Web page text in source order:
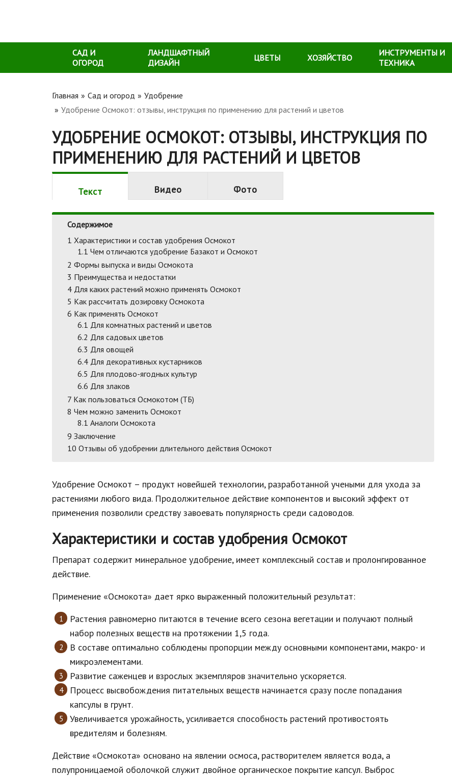
САД И
ОГОРОД
ЛАНДШАФТНЫЙ
ДИЗАЙН
ЦВЕТЫ ХОЗЯЙСТВО
ИНСТРУМЕНТЫ И
ТЕХНИКА
Главная Сад и огород
Удобрение
Удобрение Осмокот: отзывы, инструкция по применению для растений и цветов
УДОБРЕНИЕ ОСМОКОТ: ОТЗЫВЫ, ИНСТРУКЦИЯ ПО
ПРИМЕНЕНИЮ ДЛЯ РАСТЕНИЙ И ЦВЕТОВ
Текст Видео Фото
Содержимое
1 Характеристики и состав удобрения Осмокот
1.1 Чем отличаются удобрение Базакот и Осмокот
2 Формы выпуска и виды Осмокота
3 Преимущества и недостатки
4 Для каких растений можно применять Осмокот
5 Как рассчитать дозировку Осмокота
6 Как применять Осмокот
6.1 Для комнатных растений и цветов
6.2 Для садовых цветов
6.3 Для овощей
6.4 Для декоративных кустарников
6.5 Для плодово-ягодных культур
6.6 Для злаков
7 Как пользоваться Осмокотом (ТБ)
8 Чем можно заменить Осмокот
8.1 Аналоги Осмокота
9 Заключение
10 Отзывы об удобрении длительного действия Осмокот
Удобрение Осмокот – продукт новейшей технологии, разработанной учеными для ухода за
растениями любого вида. Продолжительное действие компонентов и высокий эффект от
применения позволили средству завоевать популярность среди садоводов.
Характеристики и состав удобрения Осмокот
Препарат содержит минеральное удобрение, имеет комплексный состав и пролонгированное
действие.
Применение «Осмокота» дает ярко выраженный положительный результат:
Растения равномерно питаются в течение всего сезона вегетации и получают полный
набор полезных веществ на протяжении 1,5 года.
В составе оптимально соблюдены пропорции между основными компонентами, макро- и
микроэлементами.
Развитие саженцев и взрослых экземпляров значительно ускоряется.
Процесс высвобождения питательных веществ начинается сразу после попадания
капсулы в грунт.
Увеличивается урожайность, усиливается способность растений противостоять
вредителям и болезням.
Действие «Осмокота» основано на явлении осмоса, растворителем является вода, а
полупроницаемой оболочкой служит двойное органическое покрытие капсул. Выброс